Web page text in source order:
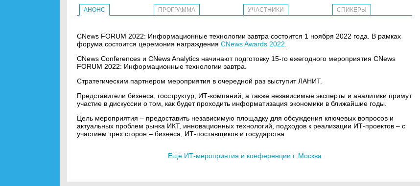
АНОНС ПРОГРАММА УЧАСТНИКИ СПИКЕРЫ
CNews FORUM 2022: Информационные технологии завтра состоится 1 ноября 2022 года. В рамках
форума состоится церемония награждения CNews Awards 2022
CNews Conferences и CNews Analytics начинают подготовку 15-го ежегодного мероприятия CNews
FORUM 2022: Информационные технологии завтра.
Стратегическим партнером мероприятия в очередной раз выступит ЛАНИТ.
Предcтавители бизнеса, госструктур, ИТ-компаний, а также независимые эксперты и аналитики примут
участие в дискуссии о том, как будет проходить информатизация экономики в ближайшие годы.
Цель мероприятия – предоставить независимую площадку для обсуждения ключевых вопросов и
актуальных проблем рынка ИКТ, инновационных технологий, подходов к реализации ИТ-проектов – с
участием трех сторон – бизнеса, ИТ-поставщиков и государства.
Еще ИТ-мероприятия и конференции г. Москва